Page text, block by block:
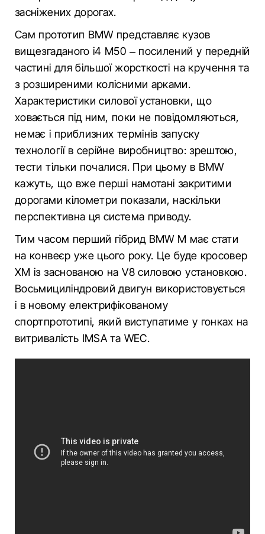
засніжених дорогах.
Сам прототип BMW представляє кузов
вищезгаданого i4 M50 – посилений у передній
частині для більшої жорсткості на кручення та
з розширеними колісними арками.
Характеристики силової установки, що
ховається під ним, поки не повідомляються,
немає і приблизних термінів запуску
технології в серійне виробництво: зрештою,
тести тільки почалися. При цьому в BMW
кажуть, що вже перші намотані закритими
дорогами кілометри показали, наскільки
перспективна ця система приводу.
Тим часом перший гібрид BMW M має стати
на конвеєр уже цього року. Це буде кросовер
XM із заснованою на V8 силовою установкою.
Восьмициліндровий двигун використовується
і в новому електрифікованому
спортпрототипі, який виступатиме у гонках на
витривалість IMSA та WEC.